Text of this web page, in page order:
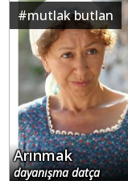
#mutlak butlan
Arınmak
dayanışma datça